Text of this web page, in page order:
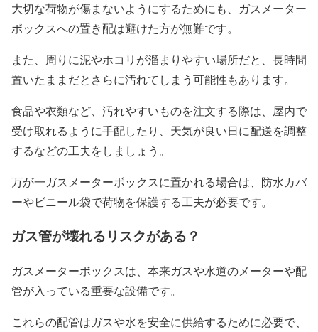
大切な荷物が傷まないようにするためにも、ガスメーター
ボックスへの置き配は避けた方が無難です。
また、周りに泥やホコリが溜まりやすい場所だと、長時間
置いたままだとさらに汚れてしまう可能性もあります。
食品や衣類など、汚れやすいものを注文する際は、屋内で
受け取れるように手配したり、天気が良い日に配送を調整
するなどの工夫をしましょう。
万が一ガスメーターボックスに置かれる場合は、防水カバ
ーやビニール袋で荷物を保護する工夫が必要です。
ガス管が壊れるリスクがある？
ガスメーターボックスは、本来ガスや水道のメーターや配
管が入っている重要な設備です。
これらの配管はガスや水を安全に供給するために必要で、